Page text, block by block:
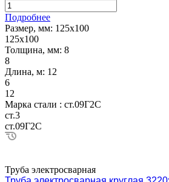
Подробнее
Размер, мм: 125х100
125х100
Толщина, мм: 8
8
Длина, м: 12
6
12
Марка стали : ст.09Г2С
ст.3
ст.09Г2С
Труба электросварная